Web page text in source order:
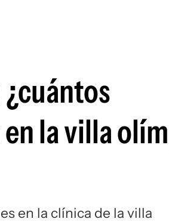
la villa
en la clínica de la villa